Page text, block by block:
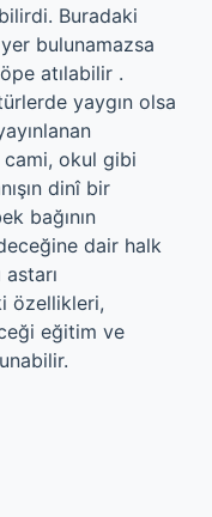
Buradaki
bulunamazsa
atılabilir .
yaygın olsa
cami, okul gibi
dinî bir
bağının
dair halk
astarı
özellikleri,
eğitim ve